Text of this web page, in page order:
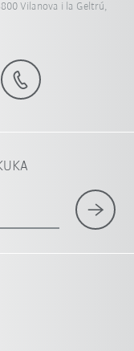
Vilanova i la Geltrú,